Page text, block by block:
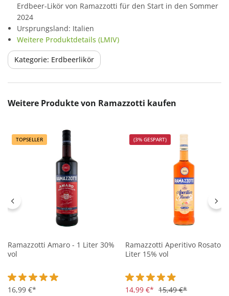
Erdbeer-Likör von Ramazzotti für den Start in den Sommer
2024
Ursprungsland: Italien
Weitere Produktdetails (LMIV)
Kategorie: Erdbeerlikör
Produktgalerie überspringen
Weitere Produkte von Ramazzotti kaufen
TOPSELLER
Ramazzotti Amaro - 1 Liter 30%
vol
Durchschnittliche Bewertung von 5 von 5 Sternen
16,99 €*
(3% GESPART)
Ramazzotti Aperitivo Rosato -
Liter 15% vol
Durchschnittliche
14,99 €* 15,49 €*